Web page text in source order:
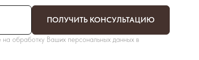
обработку Ваших персональных данных в
ПОЛУЧИТЬ КОНСУЛЬТАЦИЮ